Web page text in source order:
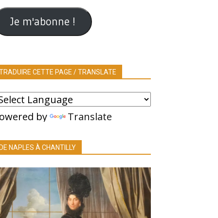
Je m'abonne !
CETTE PAGE / TRANSLATE
by Translate
NAPLES À CHANTILLY